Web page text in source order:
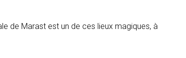
de Marast est un de ces lieux magiques, à